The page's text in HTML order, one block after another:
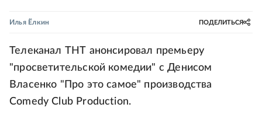
Илья Ёлкин ПОДЕЛИТЬСЯ
Телеканал ТНТ анонсировал премьеру
"просветительской комедии" с Денисом
Власенко "Про это самое" производства
Comedy Club Production.